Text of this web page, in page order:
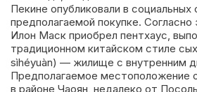
Пекине опубликовали в
предполагаемой покупке.
Илон Маск приобрел пентхаус,
традиционном китайском стиле
sìhéyuàn) — жилище с внутренним
Предполагаемое местоположение
в районе Чаоян, недалеко от